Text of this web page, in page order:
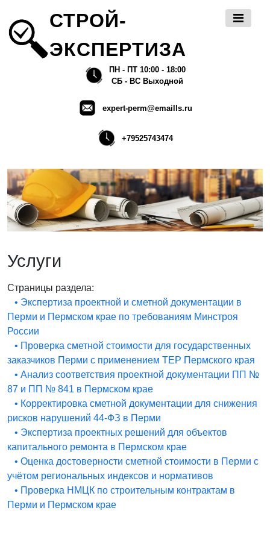
СТРОЙ-
ЭКСПЕРТИЗА
ПН - ПТ 10:00 - 18:00
СБ - ВС Выходной
expert-perm@emaills.ru
+79525743474
Услуги
Страницы раздела:
• Экспертиза проектной и сметной документации в
Перми и Пермском крае по требованиям Минстроя
России
• Проверка сметной стоимости для государственных
заказчиков Перми с применением ТЕР Пермского края
• Анализ соответствия проектной документации ПП №
87 и ПП № 841 в Пермском крае
• Корректировка сметной документации для снижения
рисков нарушений 44-ФЗ в Перми
• Экспертиза проектных решений для объектов
капитального ремонта в Пермском крае
• Оценка достоверности сметной стоимости в Перми с
учётом региональных индексов и нормативов
• Проверка НМЦК по строительным контрактам в
Перми и Пермском крае